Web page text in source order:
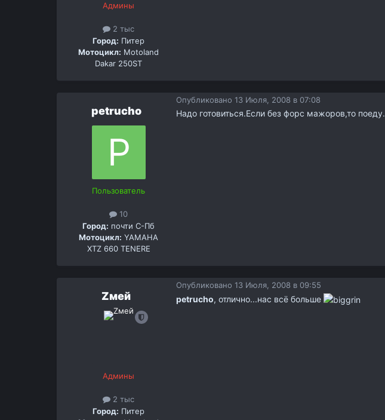
Админы
2 тыс
Город: Питер
Мотоцикл: Motoland
Dakar 250ST
petrucho
Пользователь
10
Город: почти С-Пб
Мотоцикл: YAMAHA
XTZ 660 TENERE
Опубликовано 13 Июля, 2008 в 07:08
Надо готовиться.Если без форс мажоров,то поеду.
Zмей
Админы
2 тыс
Город: Питер
Опубликовано 13 Июля, 2008 в 09:55
petrucho, отлично...нас всё больше